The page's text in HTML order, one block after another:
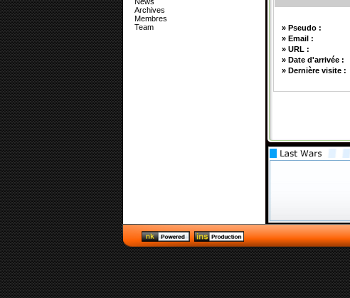
Archives
Membres
Team
» Pseudo :
» Email :
» URL :
» Date d'arrivée :
» Dernière visite :